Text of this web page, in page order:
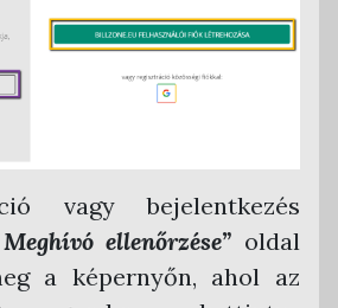
vagy bejelentkezés
Meghívó ellenőrzése” oldal
a képernyőn, ahol az